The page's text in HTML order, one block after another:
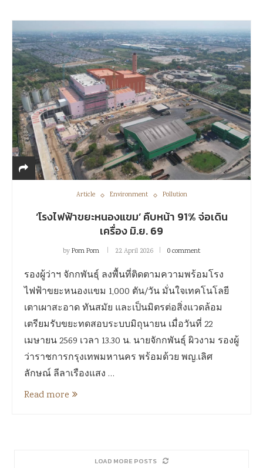
Article Environment Pollution
‘โรงไฟฟ้าขยะหนองแขม’ คืบหน้า 91% จ่อเดิน
เครื่อง มิ.ย. 69
byPom Pom 22 April 2026 0 comment
รองผู้ว่าฯ จักกพันธุ์ ลงพื้นที่ติดตามความพร้อมโรง
ไฟฟ้าขยะหนองแขม 1,000 ตัน/วัน มั่นใจเทคโนโลยี
เตาเผาสะอาด ทันสมัย และเป็นมิตรต่อสิ่งแวดล้อม
เตรียมรับขยะทดสอบระบบมิถุนายน เมื่อวันที่ 22
เมษายน 2569 เวลา 13.30 น. นายจักกพันธุ์ ผิวงาม รองผู้
ว่าราชการกรุงเทพมหานคร พร้อมด้วย พญ.เลิศ
ลักษณ์ ลีลาเรืองแสง …
Read more
LOAD MORE POSTS